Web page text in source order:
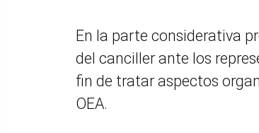
En la parte considerativa
del canciller ante los
fin de tratar aspectos
OEA.